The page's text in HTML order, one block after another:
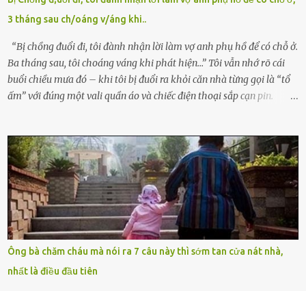
Thiếu úy Nguyễn Thị Mai, một nữ cảnh sát công tác tại địa phương,
tình cờ chứng kiến giây phút bé bị đưa đi trong lặng lẽ. Nét mặt đỏ
hỏn, bàn tay bé xíu co quắp, ...
3 tháng sau ch/oáng v/áng khi..
“Bị chồng đuổi đi, tôi đành nhận lời làm vợ anh phụ hồ để có chỗ ở.
Ba tháng sau, tôi choáng váng khi phát hiện…” Tôi vẫn nhớ rõ cái
buổi chiều mưa đó – khi tôi bị đuổi ra khỏi căn nhà từng gọi là “tổ
ấm” với đúng một vali quần áo và chiếc điện thoại sắp cạn pin.
cưới cô để có con. Không phải để nuôi một cái thân bất tài chỉ biết
khóc lóc,” anh ta gằn giọng, đẩy mạnh cánh cửa trước mặt tôi.
Tiếng cánh cửa đóng lại, vang lên như một bản án lạnh lùng. Tôi
đứng chết lặng giữa cơn mưa, không biết đi đâu, về đâu. Bố mẹ tôi
mất sớm. Tôi chẳng có anh chị em. Họ hàng cũng thưa thớt, chẳng
ai thân thiết đến mức có thể mở lòng cho tôi tá túc. Bạn bè? Ai cũng
bận rộn với gia đình riêng của họ. Tôi đã từng đặt cược cả thanh
xuân vào người chồng ấy – và giờ, tôi chỉ còn lại chính mình. Tôi lên
chiếc xe buýt cuối ngày, trốn chạy khỏi thành phố và nỗi đau. Tôi v...
Ông bà chăm cháu mà nói ra 7 câu này thì sớm tan cửa nát nhà,
nhất là điều đầu tiên